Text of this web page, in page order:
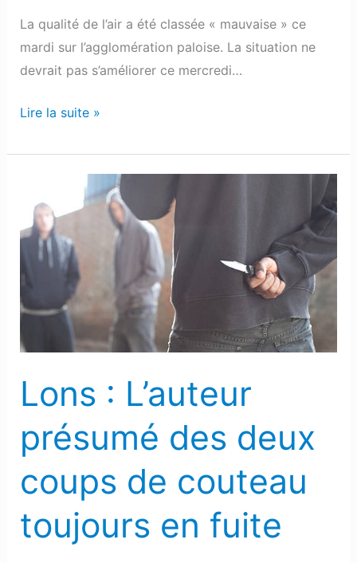
La qualité de l’air a été classée « mauvaise » ce
mardi sur l’agglomération paloise. La situation ne
devrait pas s’améliorer ce mercredi…
Lire la suite »
Lons : L’auteur
présumé des deux
coups de couteau
toujours en fuite
L’auteur
présumé
des
deux
de
toujours
fuite